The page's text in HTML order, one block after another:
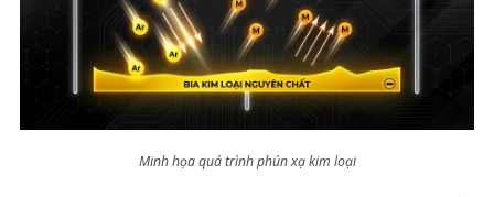
Minh họa quá trình phún xạ kim loại